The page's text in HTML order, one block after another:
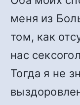
меня из
том, как
нас
Тогда я не